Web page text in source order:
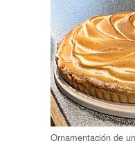
Ornamentación de